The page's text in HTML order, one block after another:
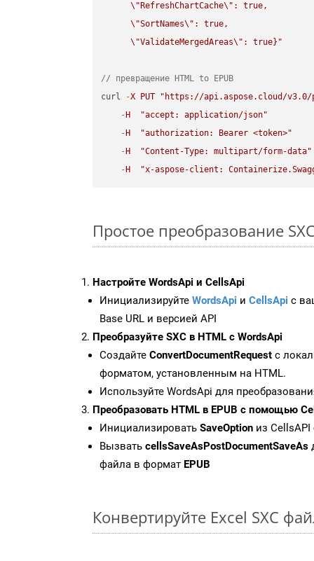
\" RefreshChartCache\" : true,
\"SortNames\" : true,
\"ValidateMergedAreas\" : true}"
// превращение HTML to EPUB
curl
-X PUT
"https://api.aspose.cloud/v3.0/
- H
"accept: application/json"
- H
"authorization: Bearer <token>"
- H
"Content-Type: multipart/form-data"
- H "x-aspose-client:
Простое преобразование
Настройте WordsApi и CellsApi
Инициализируйте WordsApi и CellsApi с
Base URL и версией API
Преобразуйте SXC в HTML с WordsApi
Создайте ConvertDocumentRequest с
форматом, установленным на HTML.
Используйте WordsApi для
Преобразовать HTML в EPUB с помощью
Инициализировать SaveOption из CellsAPI
Вызвать cellsSaveAsPostDocumentSaveAs
файла в формат EPUB
Конвертируйте Excel SXC